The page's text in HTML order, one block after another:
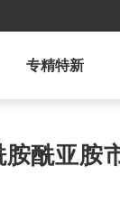
专精特新
酰亚胺